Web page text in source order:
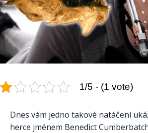
1/5 - (1 vote)
Dnes vám jedno takové natáčení
herce jménem Benedict